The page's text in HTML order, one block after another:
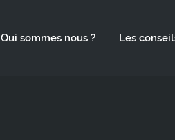
Qui sommes nous ? Les